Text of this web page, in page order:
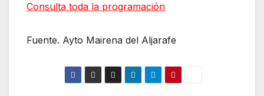
Consulta toda la programación
Fuente. Ayto Mairena del Aljarafe